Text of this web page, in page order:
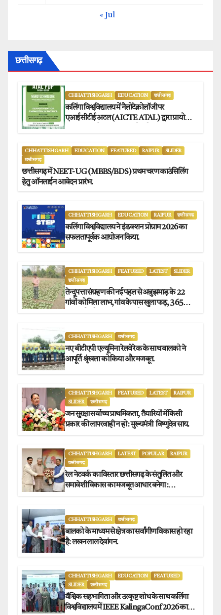
« Jul
छत्तीसगढ़
CHHATTISHGARH EDUCATION छत्तीसगढ़
कलिंगा विश्वविद्यालय में नैलोटेक्नोलॉजी पर
एआईसीटीई अटल (AICTE ATAL) द्वारा प्रायोजित
CHHATTISHGARH EDUCATION FEATURED RAIPUR
SLIDER
छत्तीसगढ़
छत्तीसगढ़ में NEET-UG (MBBS/BDS) प्रथम चरण काउंसिलिंग
हेतु ऑनलाईन आवेदन प्रारंभ.
CHHATTISHGARH EDUCATION RAIPUR छत्तीसगढ़
कलिंगा विश्वविद्यालय ने इंडक्शन प्रोग्राम 2026 का
सफलतापूर्वक आयोजन किया.
CHHATTISHGARH FEATURED LATEST
SLIDER
छत्तीसगढ़
तेन्दूपत्ता संग्रहण की नई पहल से अबुझमाड़ के 22
गांवों को मिला लाभ, गांव के पास खुला फड़, 365
CHHATTISHGARH छत्तीसगढ़
नए बीटीएपी एल्यूमिना रेलवे रेक के साथ बालको ने
आपूर्ति श्रृंखला को किया और मजबूत.
CHHATTISHGARH FEATURED LATEST
RAIPUR
SLIDER
छत्तीसगढ़
जन सुरक्षा सर्वोच्च प्राथमिकता, तैयारियों में किसी
प्रकार की लापरवाही न हो : मुख्यमंत्री विष्णुदेव साय.
CHHATTISHGARH LATEST POPULAR
RAIPUR
छत्तीसगढ़
रेल नेटवर्क का विस्तार छत्तीसगढ़ के संतुलित और
समावेशी विकास का मजबूत आधार बनेगा :
CHHATTISHGARH छत्तीसगढ़
बालको के माध्यम से क्षेत्र का सर्वांगीण विकास हो रहा
है: लखन लाल देवांगन.
CHHATTISHGARH EDUCATION
FEATURED
SLIDER
छत्तीसगढ़
वैश्विक सहभागिता और उत्कृष्ट शोध के साथ कलिंगा
विश्वविद्यालय में IEEE KalingaConf 2026 का